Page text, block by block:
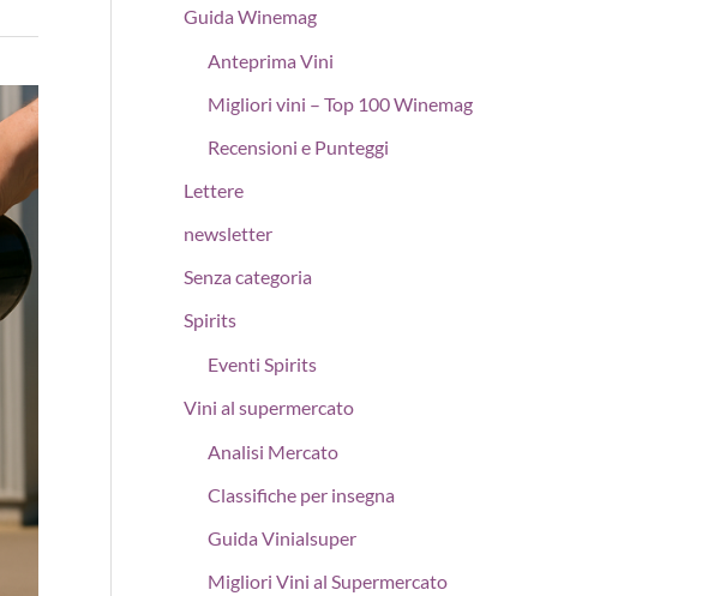
Guida Winemag
Anteprima Vini
Migliori vini – Top 100 Winemag
Recensioni e Punteggi
Lettere
newsletter
Senza categoria
Spirits
Eventi Spirits
Vini al supermercato
Analisi Mercato
Classifiche per insegna
Guida Vinialsuper
Migliori Vini al Supermercato